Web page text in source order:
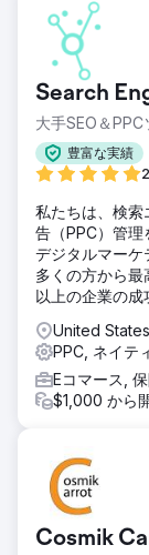
課題
クライアント
手企業と競合
するために、
商品URLは存在
ジンの可視性や
らず、トラフ
ました。そのた
のトラフィック
ティングパート
ソリューション
今回の取り組み
括的な監査から
ジ内最適化、有
ることが判明し
ージの最適化、
体の検索可視性
た、ドメインオ
ングを向上させ
結果
PPCキャンペ
ックトラフィ
率も大幅に増
した。
Search
大手SEO＆
豊富な実績
私たちは、検索
告（PPC）管
デジタルマーケ
多くの方から
以上の企業の成
United
PPC, ネイテ
Eコマース,
$1,000 から
Cosmik